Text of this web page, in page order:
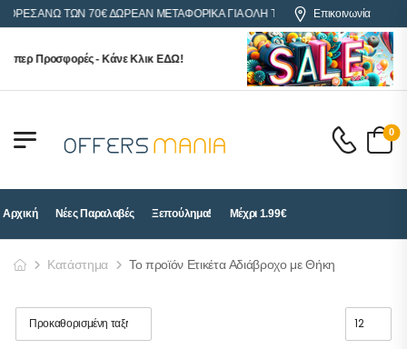
ΑΝΩ ΤΩΝ 70€ ΔΩΡΕΑΝ ΜΕΤΑΦΟΡΙΚΑ ΓΙΑ ΟΛΗ ΤΗΝ ΕΛΛΑΔΑΕπικοινωνία
Προσφορές - Κάνε Κλικ ΕΔΩ!
0
Αρχική Νέες Παραλαβές Ξεπούλημα! Μέχρι 1.99€
Κατάστημα Το προϊόν Ετικέτα Αδιάβροχο με Θήκη